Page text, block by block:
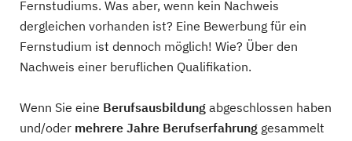
Fernstudiums. Was aber, wenn kein Nachweis
dergleichen vorhanden ist? Eine Bewerbung für ein
Fernstudium ist dennoch möglich! Wie? Über den
Nachweis einer beruflichen Qualifikation.
Wenn Sie eine Berufsausbildung abgeschlossen haben
und/oder mehrere Jahre Berufserfahrung gesammelt